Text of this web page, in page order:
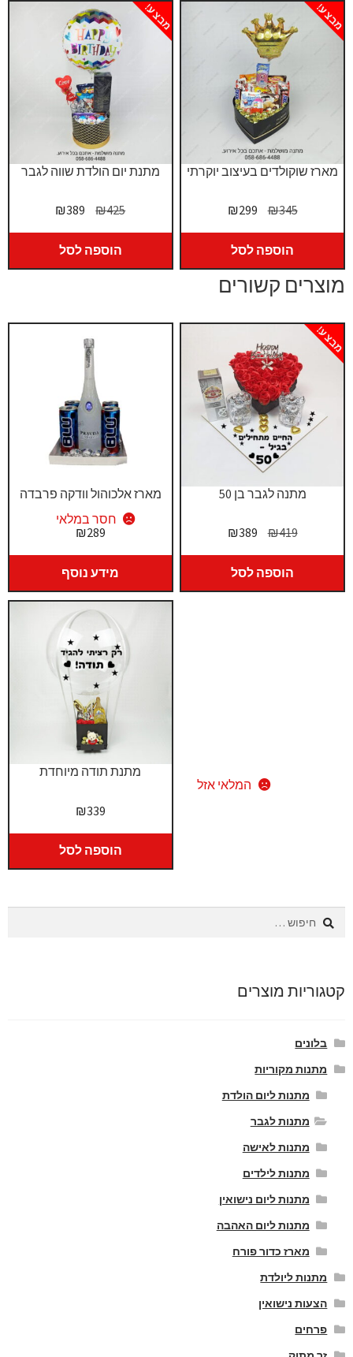
המלאי אזל
מתנת יום הולדת שווה לגבר
מבצע!
₪425
המחיר
המקורי
היה:
₪425.
₪389
המחיר
הנוכחי
₪389.
הוספה לסל
מארז שוקולדים בעיצוב יוקרתי
מבצע!
₪345
המחיר
המקורי
היה:
₪345.
₪299
הנוכחי
₪299.
הוספה לסל
מוצרים קשורים
מארז אלכוהול וודקה פרבדה
חסר במלאי
₪289
מידע נוסף
מתנה לגבר בן 50
מבצע!
₪419
המחיר
המקורי
היה:
₪419.
₪389
הנוכחי
₪389.
הוספה לסל
מתנת תודה מיוחדת
₪339
הוספה לסל
חיפוש:
קטגוריות מוצרים
בלונים
מתנות מקוריות
מתנות ליום הולדת
מתנות לגבר
מתנות לאישה
מתנות לילדים
מתנות ליום נישואין
מתנות ליום האהבה
מארז כדור פורח
מתנות ליולדת
הצעות נישואין
פרחים